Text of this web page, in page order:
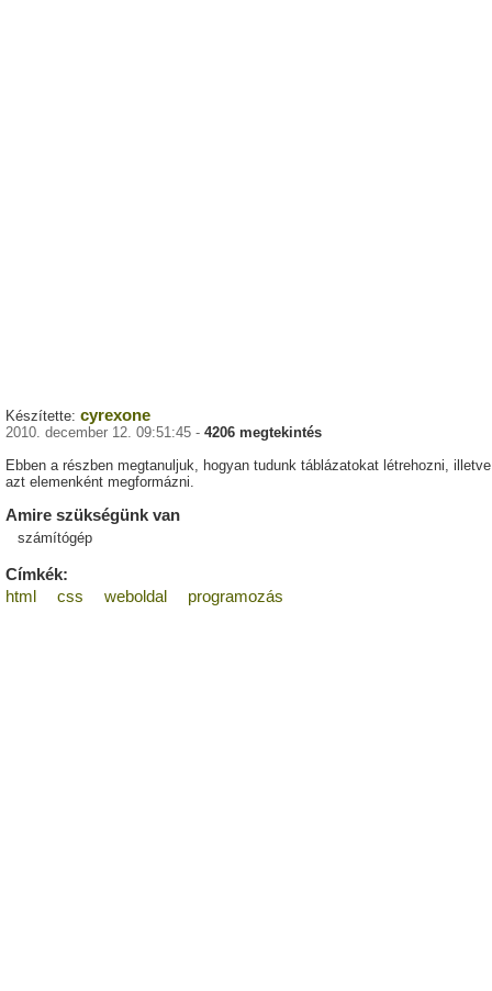
Készítette: cyrexone
2010. december 12. 09:51:45 - 4206 megtekintés
Ebben a részben megtanuljuk, hogyan tudunk táblázatokat létrehozni, illetve
azt elemenként megformázni.
Amire szükségünk van
számítógép
Címkék:
html
css weboldal programozás